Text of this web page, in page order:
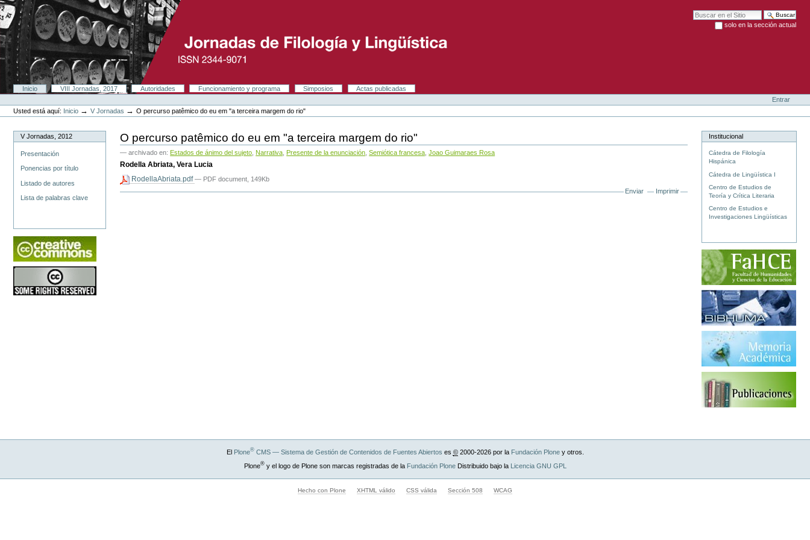
Cambiar
a
contenido.
|
Saltar
navegación
Buscar
solo en la sección actual
Secciones
Inicio VIII Jornadas, 2017 Autoridades Funcionamiento y programa Simposios
Actas publicadas
Herramientas
Personales
Entrar
Usted está aquí: Inicio →V Jornadas →O percurso patêmico do eu em "a terceira margem do rio"
V Jornadas, 2012
Presentación
Ponencias por título
Listado de autores
Lista de palabras clave
O percurso patêmico do eu em "a terceira margem do rio"
— archivado en: Estados de ánimo del sujeto Narrativa Presente de la enunciación ,Semiótica francesa ,Joao Guimaraes Rosa
Rodella Abriata, Vera Lucia
RodellaAbriata.pdf— PDF document, 149Kb
Enviar Imprimir
Institucional
Cátedra de Filología
Hispánica
Cátedra de Lingüística I
Centro de Estudios de
Teoría y Crítica Literaria
Centro de Estudios e
Investigaciones Lingüísticas
El Plone®CMS — Sistema de Gestión de Contenidos de Fuentes Abiertos es ©2000-2026 por la Fundación Ploney otros.
Plone®y el logo de Plone son marcas registradas de la Fundación PloneDistribuido bajo la Licencia GNU GPL
Hecho con Plone XHTML válido CSS válida Sección 508 WCAG